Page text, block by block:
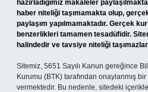
hazırladığımız makaleler
haber niteliği taşımamakta olup,
paylaşım yapılmamaktadır. Gerçek
benzerlikleri tamamen tesadüfidir.
halindedir ve tavsiye niteliği
Sitemiz, 5651 Sayılı Kanun gereğince
Kurumu (BTK) tarafından onaylanmış
vermektedir. Bu nedenle, sitedeki